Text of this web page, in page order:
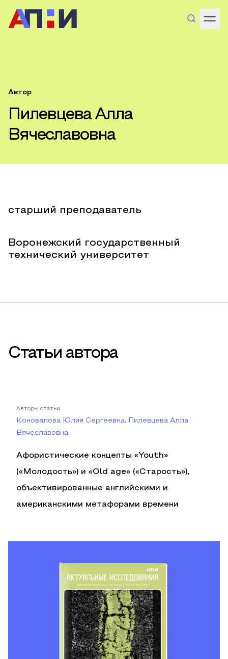
Автор
Пилевцева Алла
Вячеславовна
старший преподаватель
Воронежский государственный
технический университет
Статьи автора
Авторы статьи
Коновалова Юлия Сергеевна, Пилевцева Алла
Вячеславовна
Афористические концепты «Youth»
(«Молодость») и «Old age» («Старость»),
объективированные английскими и
американскими метафорами времени